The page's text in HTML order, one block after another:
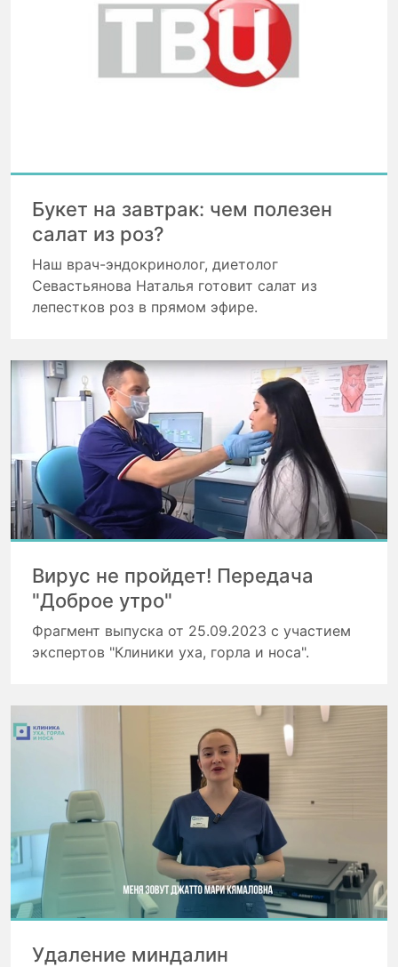
Букет на завтрак: чем полезен
салат из роз?
Наш врач-эндокринолог, диетолог
Севастьянова Наталья готовит салат из
лепестков роз в прямом эфире.
Вирус не пройдет! Передача
"Доброе утро"
Фрагмент выпуска от 25.09.2023 с участием
экспертов "Клиники уха, горла и носа".
Удаление миндалин